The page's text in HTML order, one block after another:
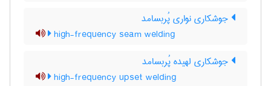
جوشکاری نواری پُربسامد
high-frequency seam welding
جوشکاری لهیده پُربسامد
high-frequency upset welding